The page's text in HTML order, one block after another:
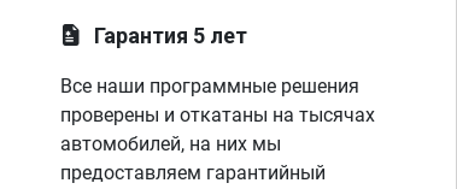
Гарантия 5 лет
Все наши программные решения
проверены и откатаны на тысячах
автомобилей, на них мы
предоставляем гарантийный